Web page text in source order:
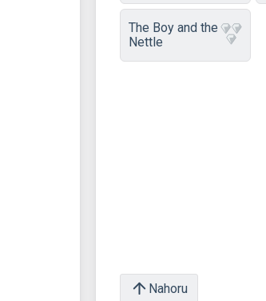
The Boy and the
Nettle
Nahoru